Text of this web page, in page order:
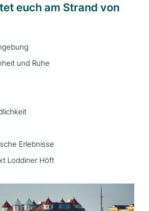
euch am Strand von
und Ruhe
Erlebnisse
Loddiner Höft